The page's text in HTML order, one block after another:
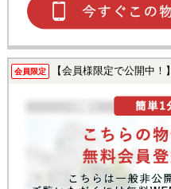
会員限定 【会員様限定で公開中！】